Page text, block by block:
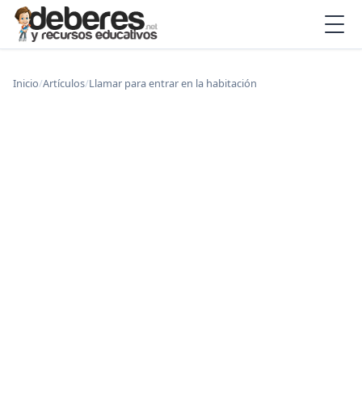
Inicio/Artículos/Llamar para entrar en la habitación